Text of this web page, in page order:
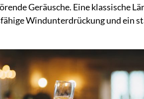
Geräusche. Eine klassische
Windunterdrückung und ein